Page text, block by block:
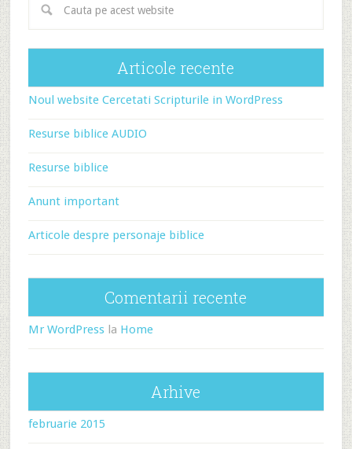
Articole recente
Noul website Cercetati Scripturile in WordPress
Resurse biblice AUDIO
Resurse biblice
Anunt important
Articole despre personaje biblice
Comentarii recente
Mr WordPressla Home
Arhive
februarie 2015